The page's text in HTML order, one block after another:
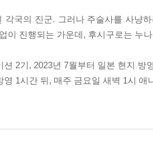
각국의 진군. 그러나 주술사를 사냥
업이 진행되는 가운데, 후시구로는
션 2기, 2023년 7월부터 일본 현지 방
영 1시간 뒤, 매주 금요일 새벽 1시 애